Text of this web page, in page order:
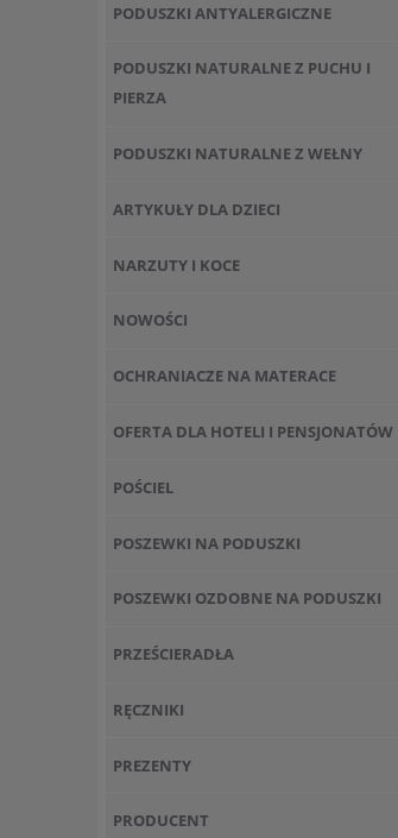
PODUSZKI ANTYALERGICZNE
PODUSZKI NATURALNE Z PUCHU I
PIERZA
PODUSZKI NATURALNE Z WEŁNY
ARTYKUŁY DLA DZIECI
NARZUTY I KOCE
NOWOŚCI
OCHRANIACZE NA MATERACE
OFERTA DLA HOTELI I PENSJONATÓW
POŚCIEL
POSZEWKI NA PODUSZKI
POSZEWKI OZDOBNE NA PODUSZKI
PRZEŚCIERADŁA
RĘCZNIKI
PREZENTY
PRODUCENT